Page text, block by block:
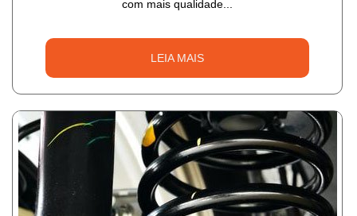
com mais qualidade...
LEIA MAIS